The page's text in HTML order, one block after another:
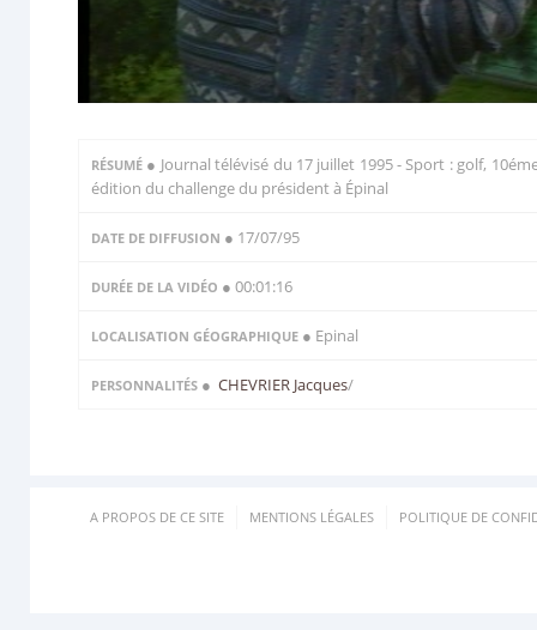
RÉSUMÉ ● Journal télévisé du 17 juillet 1995 - Sport : golf,
édition du challenge du président à Épinal
DATE DE DIFFUSION ● 17/07/95
DURÉE DE LA VIDÉO ● 00:01:16
LOCALISATION GÉOGRAPHIQUE ● Epinal
PERSONNALITÉS ● CHEVRIER Jacques/
A PROPOS DE CE SITE MENTIONS LÉGALES POLITIQUE DE